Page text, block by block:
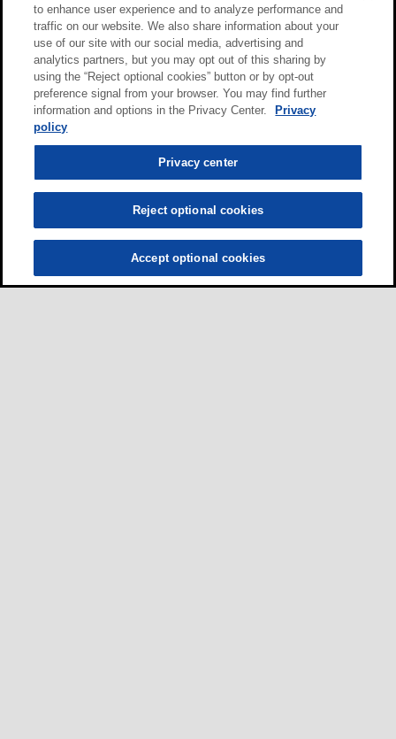
to enhance user experience and to analyze performance and
traffic on our website. We also share information about your
use of our site with our social media, advertising and
analytics partners, but you may opt out of this sharing by
using the “Reject optional cookies” button or by opt-out
preference signal from your browser. You may find further
information and options in the Privacy Center.
Privacy
policy
Privacy center
Reject optional cookies
Accept optional cookies